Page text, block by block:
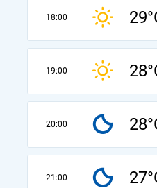
18:00
19:00
20:00
21:00